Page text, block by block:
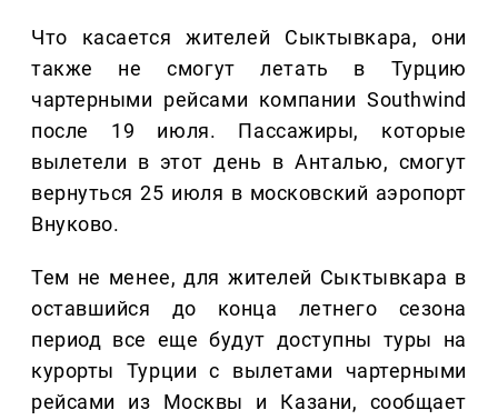
Что касается жителей Сыктывкара, они
также не смогут летать в Турцию
чартерными рейсами компании Southwind
после 19 июля. Пассажиры, которые
вылетели в этот день в Анталью, смогут
вернуться 25 июля в московский аэропорт
Внуково.
Тем не менее, для жителей Сыктывкара в
оставшийся до конца летнего сезона
период все еще будут доступны туры на
курорты Турции с вылетами чартерными
рейсами из Москвы и Казани, сообщает